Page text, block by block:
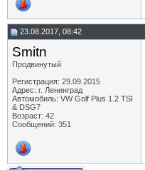
23.08.2017, 08:42
Smitn
Продвинутый
Регистрация: 29.09.2015
Адрес: г. Ленинград
Автомобиль: VW Golf Plus 1.2 TSI
& DSG7
Возраст: 42
Сообщений: 351